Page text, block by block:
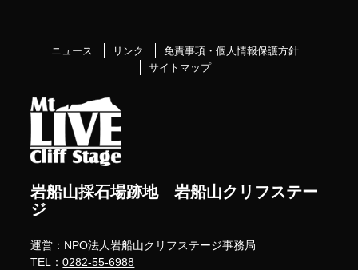
ニュース リンク
免責事項・個人情報保護方針
サイトマップ
岩船山採石場跡地 岩船山クリフステー
ジ
運営：NPO法人岩船山クリフステージ事務局
TEL：0282-55-6988